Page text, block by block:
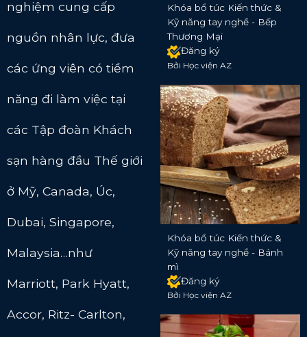
nghiệm cung cấp
nguồn nhân lực, đưa
các ứng viên có tiềm
năng đi làm việc tại
các Tập đoàn Khách
sạn hàng đầu Thế giới
ở Mỹ, Canada, Úc,
Dubai, Singapore,
Malaysia…như
Marriott, Park Hyatt,
Accor, Ritz- Carlton,
Khóa bổ túc Kiến thức &
Kỹ năng tay nghề - Bếp
Thương Mại
Đăng ký
Bởi Học viện AZ
Khóa bổ túc Kiến thức &
Kỹ năng tay nghề - Bánh
mì
Đăng ký
Bởi Học viện AZ